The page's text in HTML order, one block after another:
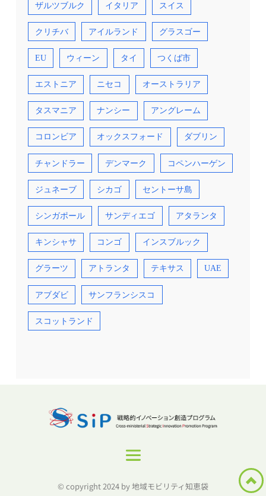
ザルツブルク イタリア スイス
クリチバ アイルランド グラスゴー
EU ウィーン タイ つくば市
エストニア ニセコ オーストラリア
タスマニア ナンシー アングレーム
コロンビア オックスフォード ダブリン
チャンドラー デンマーク コペンハーゲン
ジュネーブ シカゴ セントーサ島
シンガポール サンディエゴ アタランタ
キンシャサ コンゴ インスブルック
グラーツ アトランタ テキサス UAE
アブダビ サンフランシスコ
スコットランド
© copyright 2024 by 地域モビリティ知恵袋